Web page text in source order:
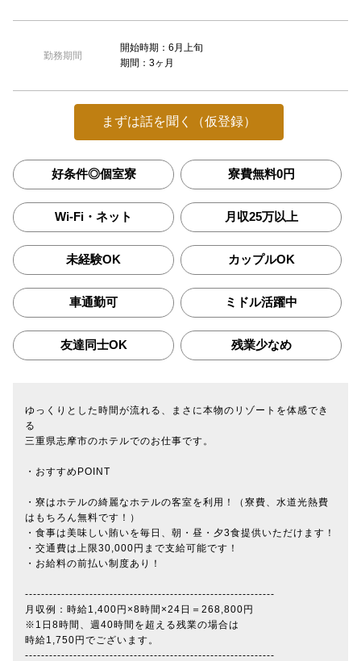
勤務期間
開始時期：6月上旬
期間：3ヶ月
まずは話を聞く（仮登録）
好条件◎個室寮 寮費無料0円
Wi-Fi・ネット 月収25万以上
未経験OK カップルOK
車通勤可 ミドル活躍中
友達同士OK 残業少なめ
ゆっくりとした時間が流れる、まさに本物のリゾートを体感でき
る
三重県志摩市のホテルでのお仕事です。
・おすすめPOINT
・寮はホテルの綺麗なホテルの客室を利用！（寮費、水道光熱費
はもちろん無料です！）
・食事は美味しい賄いを毎日、朝・昼・夕3食提供いただけます！
・交通費は上限30,000円まで支給可能です！
・お給料の前払い制度あり！
--------------------------------------------------------------
月収例：時給1,400円×8時間×24日＝268,800円
※1日8時間、週40時間を超える残業の場合は
時給1,750円でございます。
--------------------------------------------------------------